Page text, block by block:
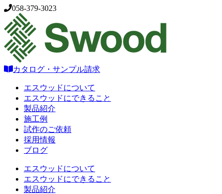
058-379-3023
カタログ・サンプル請求
エスウッドについて
エスウッドにできること
製品紹介
施工例
試作のご依頼
採用情報
ブログ
エスウッドについて
エスウッドにできること
製品紹介